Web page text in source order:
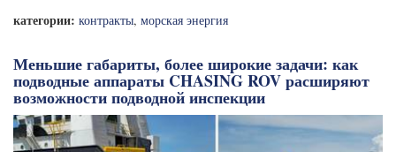
категории: контракты, морская энергия
Меньшие габариты, более широкие задачи: как
подводные аппараты CHASING ROV расширяют
возможности подводной инспекции